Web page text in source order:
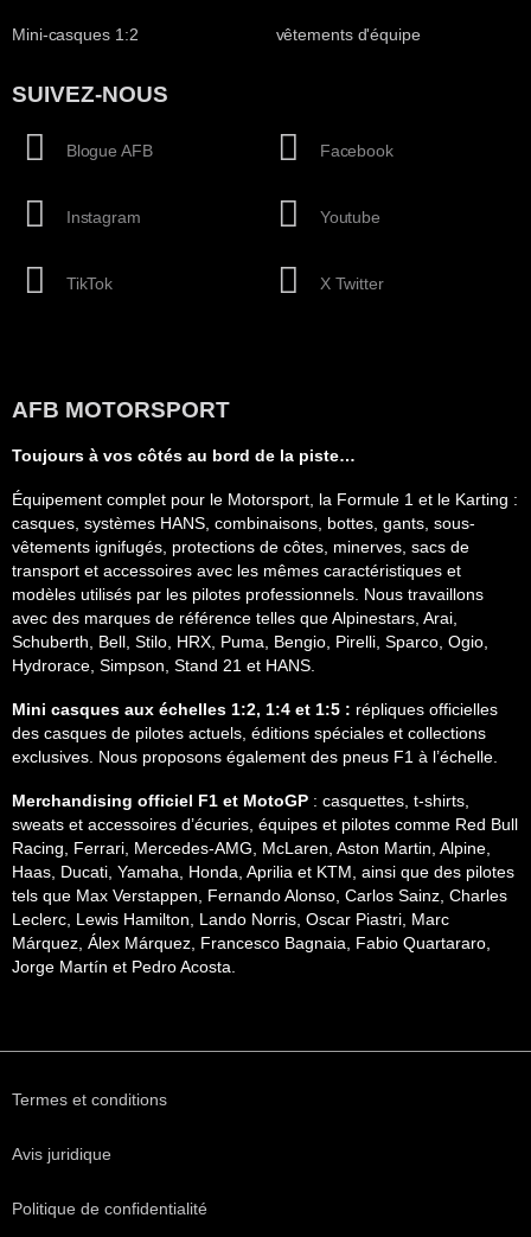
Mini-casques 1:2 vêtements d'équipe
SUIVEZ-NOUS
Blogue AFB
Instagram
TikTok
Facebook
Youtube
X Twitter
AFB MOTORSPORT
Toujours à vos côtés au bord de la piste…
Équipement complet pour le Motorsport, la Formule 1 et le Karting :
casques, systèmes HANS, combinaisons, bottes, gants, sous-
vêtements ignifugés, protections de côtes, minerves, sacs de
transport et accessoires avec les mêmes caractéristiques et
modèles utilisés par les pilotes professionnels. Nous travaillons
avec des marques de référence telles que Alpinestars, Arai,
Schuberth, Bell, Stilo, HRX, Puma, Bengio, Pirelli, Sparco, Ogio,
Hydrorace, Simpson, Stand 21 et HANS.
Mini casques aux échelles 1:2, 1:4 et 1:5 : répliques officielles
des casques de pilotes actuels, éditions spéciales et collections
exclusives. Nous proposons également des pneus F1 à l’échelle.
Merchandising officiel F1 et MotoGP : casquettes, t-shirts,
sweats et accessoires d’écuries, équipes et pilotes comme Red Bull
Racing, Ferrari, Mercedes-AMG, McLaren, Aston Martin, Alpine,
Haas, Ducati, Yamaha, Honda, Aprilia et KTM, ainsi que des pilotes
tels que Max Verstappen, Fernando Alonso, Carlos Sainz, Charles
Leclerc, Lewis Hamilton, Lando Norris, Oscar Piastri, Marc
Márquez, Álex Márquez, Francesco Bagnaia, Fabio Quartararo,
Jorge Martín et Pedro Acosta.
Termes et conditions
Avis juridique
Politique de confidentialité